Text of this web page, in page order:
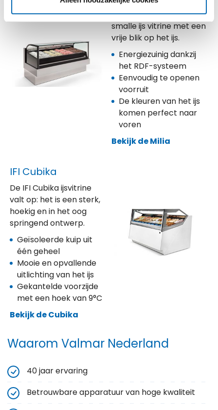
De IFI Milia is een lage en
strak vorm gegeven
smalle ijs vitrine met een
vrije blik op het ijs.
Energiezuinig dankzij
het RDF-systeem
Eenvoudig te openen
voorruit
De kleuren van het ijs
komen perfect naar
voren
Bekijk de Milia
IFI Cubika
De IFI Cubika ijsvitrine
valt op: het is een sterk,
hoekig en in het oog
springend ontwerp.
Geïsoleerde kuip uit
één geheel
Mooie en opvallende
uitlichting van het ijs
Gekantelde voorzijde
met een hoek van 9°C
Bekijk de Cubika
Waarom Valmar Nederland
40 jaar ervaring
Betrouwbare apparatuur van hoge kwaliteit